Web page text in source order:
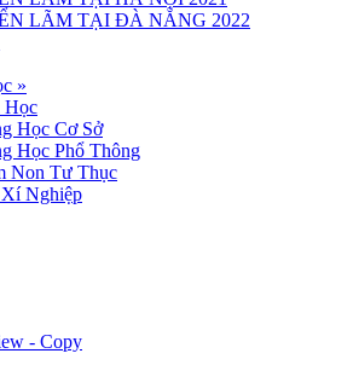
LÃM TẠI ĐÀ NẴNG 2022
»
Học
Học Cơ Sở
Học Phổ Thông
Non Tư Thục
Nghiệp